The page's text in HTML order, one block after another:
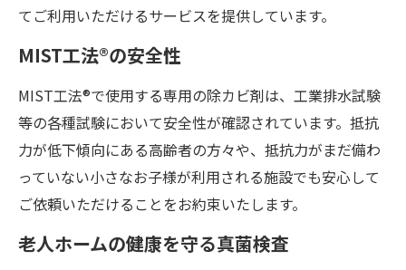
てご利用いただけるサービスを提供しています。
MIST工法®の安全性
MIST工法®で使用する専用の除カビ剤は、工業排水試験
等の各種試験において安全性が確認されています。抵抗
力が低下傾向にある高齢者の方々や、抵抗力がまだ備わ
っていない小さなお子様が利用される施設でも安心して
ご依頼いただけることをお約束いたします。
老人ホームの健康を守る真菌検査